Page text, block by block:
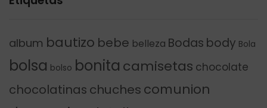
album bautizo bebe belleza Bodas body Bola
bolsa bolso bonita camisetas chocolate
chocolatinas chuches comunion